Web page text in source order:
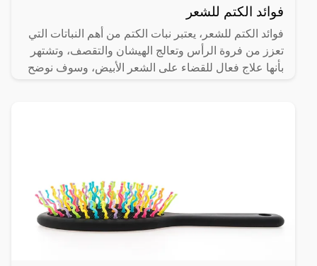
فوائد الكتم للشعر
فوائد الكتم للشعر، يعتبر نبات الكتم من أهم النباتات التي
تعزز من فروة الرأس وتعالج الهيشان والتقصف، وتشتهر
بأنها علاج فعال للقضاء على الشعر الأبيض، وسوف نوضح